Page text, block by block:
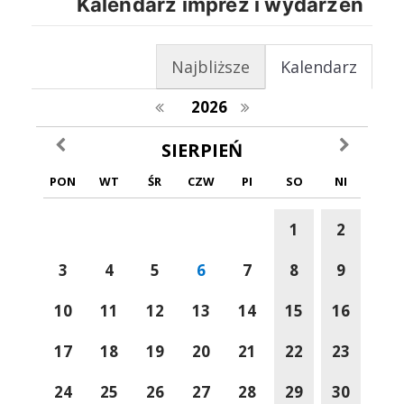
Kalendarz imprez i wydarzeń
Kalendarz
Najbliższe
poprzedni rok
2026 następny rok
poprzedni miesiącSIERPIEŃ następny
PON WT ŚR CZW PI SO NI
1
2
3
4 5 6 7 8
9
10
11 12 13 14 15
16
17
18 19 20 21 22
23
24
25 26 27 28 29
30